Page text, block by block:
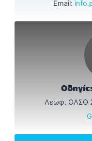
Email:
Λεωφ. ΟΑΣΘ